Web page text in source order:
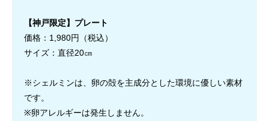
【神戸限定】プレート
価格：1,980円（税込）
サイズ：直径20㎝
※シェルミンは、卵の殻を主成分とした環境に優しい素材
です。
※卵アレルギーは発生しません。